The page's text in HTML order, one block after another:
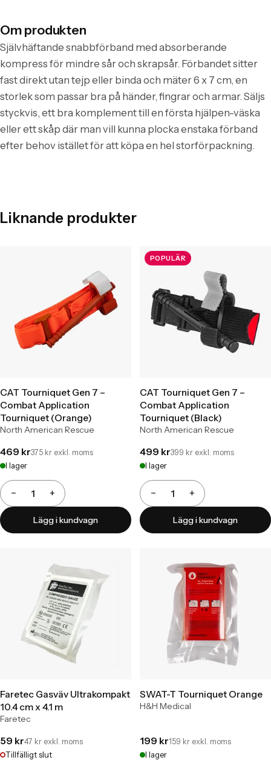
Om produkten
Självhäftande snabbförband med absorberande
kompress för mindre sår och skrapsår. Förbandet sitter
fast direkt utan tejp eller binda och mäter 6 x 7 cm, en
storlek som passar bra på händer, fingrar och armar. Säljs
styckvis, ett bra komplement till en första hjälpen-väska
eller ett skåp där man vill kunna plocka enstaka förband
efter behov istället för att köpa en hel storförpackning.
Liknande produkter
CAT Tourniquet Gen 7 –
Combat Application
Tourniquet (Orange)
North American Rescue
469 kr375 kr exkl. moms
I lager
−
Antal +
Lägg i kundvagn
POPULÄR
CAT Tourniquet Gen 7 –
Combat Application
Tourniquet (Black)
North American Rescue
499 kr399 kr exkl. moms
I lager
−
Antal +
Lägg i kundvagn
Faretec Gasväv Ultrakompakt
10.4 cm x 4.1 m
Faretec
59 kr47 kr exkl. moms
Tillfälligt slut
SWAT-T Tourniquet Orange
H&H Medical
199 kr159 kr exkl. moms
I lager